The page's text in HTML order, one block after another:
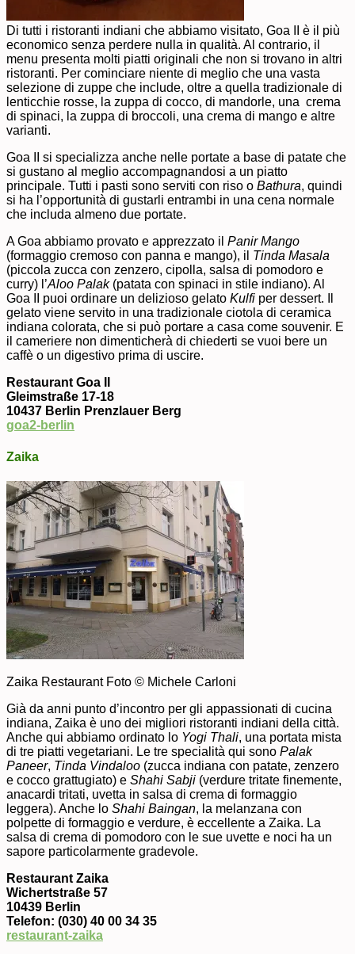
Di tutti i ristoranti indiani che abbiamo visitato, Goa II è il più
economico senza perdere nulla in qualità. Al contrario, il
menu presenta molti piatti originali che non si trovano in altri
ristoranti. Per cominciare niente di meglio che una vasta
selezione di zuppe che include, oltre a quella tradizionale di
lenticchie rosse, la zuppa di cocco, di mandorle, una crema
di spinaci, la zuppa di broccoli, una crema di mango e altre
varianti.
Goa II si specializza anche nelle portate a base di patate che
si gustano al meglio accompagnandosi a un piatto
principale. Tutti i pasti sono serviti con riso o Bathura, quindi
si ha l’opportunità di gustarli entrambi in una cena normale
che includa almeno due portate.
A Goa abbiamo provato e apprezzato il Panir Mango
(formaggio cremoso con panna e mango), il Tinda Masala
(piccola zucca con zenzero, cipolla, salsa di pomodoro e
curry) l’Aloo Palak(patata con spinaci in stile indiano). Al
Goa II puoi ordinare un delizioso gelato Kulfi per dessert. Il
gelato viene servito in una tradizionale ciotola di ceramica
indiana colorata, che si può portare a casa come souvenir. E
il cameriere non dimenticherà di chiederti se vuoi bere un
caffè o un digestivo prima di uscire.
Restaurant Goa II
Gleimstraße 17-18
10437 Berlin Prenzlauer Berg
goa2-berlin
Zaika
Zaika Restaurant Foto © Michele Carloni
Già da anni punto d’incontro per gli appassionati di cucina
indiana, Zaika è uno dei migliori ristoranti indiani della città.
Anche qui abbiamo ordinato lo Yogi Thali, una portata mista
di tre piatti vegetariani. Le tre specialità qui sono Palak
Paneer, Tinda Vindaloo (zucca indiana con patate, zenzero
e cocco grattugiato) e Shahi Sabji (verdure tritate finemente,
anacardi tritati, uvetta in salsa di crema di formaggio
leggera). Anche lo Shahi Baingan, la melanzana con
polpette di formaggio e verdure, è eccellente a Zaika. La
salsa di crema di pomodoro con le sue uvette e noci ha un
sapore particolarmente gradevole.
Restaurant Zaika
Wichertstraße 57
10439 Berlin
Telefon: (030) 40 00 34 35
restaurant-zaika